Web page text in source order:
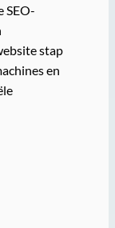
SEO-
stap
en